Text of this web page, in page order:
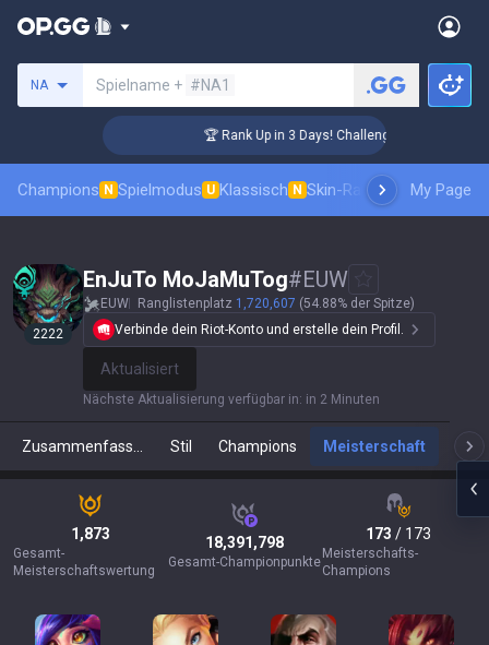
NA Spielname + #NA1
🏆 Rank Up in 3 Days! Challenger Coaching
Champions N Spielmodus U Klassisch N Skin-Rangliste Ranglisten
My Page
2222
EnJuTo MoJaMuTog#EUW
EUW Ranglistenplatz 1,720,607 (54.88% der Spitze)
Verbinde dein Riot-Konto und erstelle dein Profil.
Aktualisieren
Nächste Aktualisierung verfügbar in: in 2 Minuten
Stil Champions Meisterschaft
1,873
Gesamt-
Meisterschaftswertung
18,391,798
Gesamt-Championpunkte
173 / 173
Meisterschafts-
Champions